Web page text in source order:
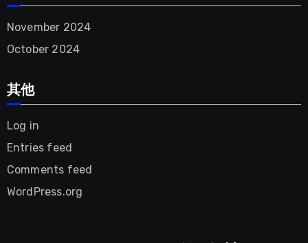
November 2024
October 2024
其他
Log in
Entries feed
Comments feed
WordPress.org